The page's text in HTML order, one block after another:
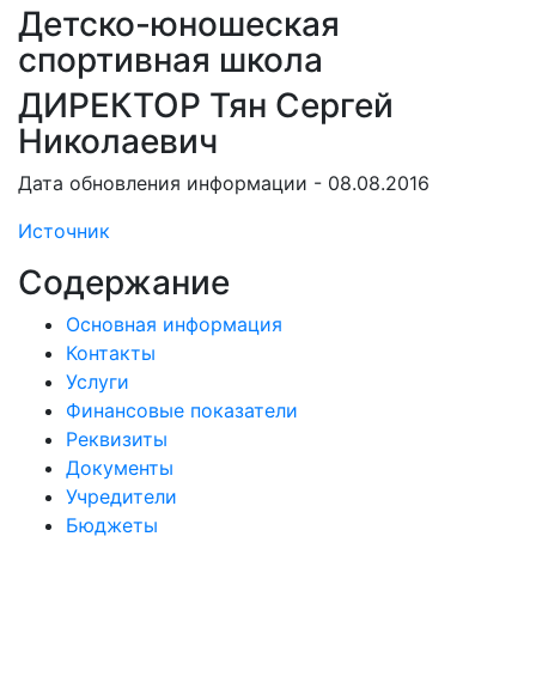
Детско-юношеская
спортивная школа
ДИРЕКТОР Тян Сергей
Николаевич
Дата обновления информации - 08.08.2016
Источник
Содержание
Основная информация
Контакты
Услуги
Финансовые показатели
Реквизиты
Документы
Учредители
Бюджеты